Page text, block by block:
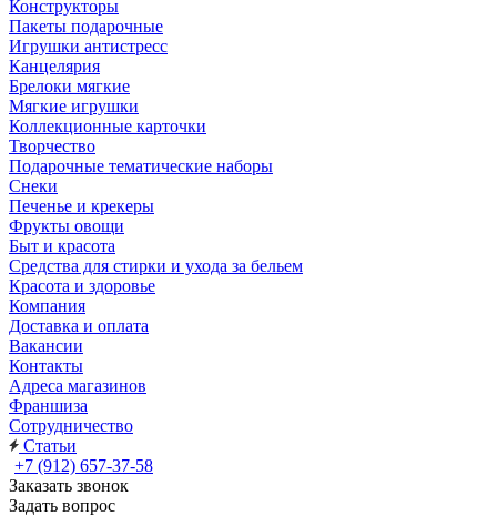
Конструкторы
Пакеты подарочные
Игрушки антистресс
Канцелярия
Брелоки мягкие
Мягкие игрушки
Коллекционные карточки
Творчество
Подарочные тематические наборы
Снеки
Печенье и крекеры
Фрукты овощи
Быт и красота
Средства для стирки и ухода за бельем
Красота и здоровье
Компания
Доставка и оплата
Вакансии
Контакты
Адреса магазинов
Франшиза
Сотрудничество
Статьи
+7 (912) 657-37-58
Заказать звонок
Задать вопрос